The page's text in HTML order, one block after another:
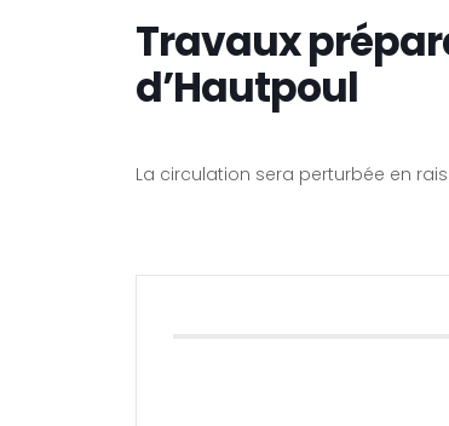
Travaux
d’Hautpoul
La circulation sera perturbée en